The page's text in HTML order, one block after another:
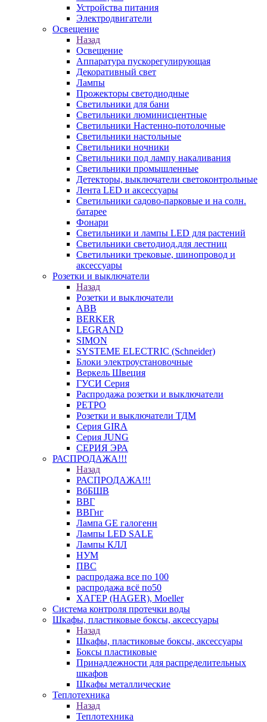
Устройства питания
Электродвигатели
Освещение
Назад
Освещение
Аппаратура пускорегулирующая
Декоративный свет
Лампы
Прожекторы светодиодные
Светильники для бани
Светильники люминисцентные
Светильники Настенно-потолочные
Светильники настольные
Светильники ночники
Светильники под лампу накаливания
Светильники промышленные
Детекторы, выключатели светоконтрольные
Лента LED и аксессуары
Светильники садово-парковые и на солн.
батарее
Фонари
Светильники и лампы LED для растений
Светильники светодиод.для лестниц
Светильники трековые, шинопровод и
аксессуары
Розетки и выключатели
Назад
Розетки и выключатели
ABB
BERKER
LEGRAND
SIMON
SYSTEME ELECTRIC (Schneider)
Блоки электроустановочные
Веркель Швеция
ГУСИ Серия
Распродажа розетки и выключатели
РЕТРО
Розетки и выключатели ТДМ
Серия GIRA
Серия JUNG
СЕРИЯ ЭРА
РАСПРОДАЖА!!!
Назад
РАСПРОДАЖА!!!
ВбБШВ
ВВГ
ВВГнг
Лампа GE галогенн
Лампы LED SALE
Лампы КЛЛ
НУМ
ПВС
распродажа все по 100
распродажа всё по50
ХАГЕР (HAGER), Moeller
Система контроля протечки воды
Шкафы, пластиковые боксы, аксессуары
Назад
Шкафы, пластиковые боксы, аксессуары
Боксы пластиковые
Принадлежности для распределительных
шкафов
Шкафы металлические
Теплотехника
Назад
Теплотехника